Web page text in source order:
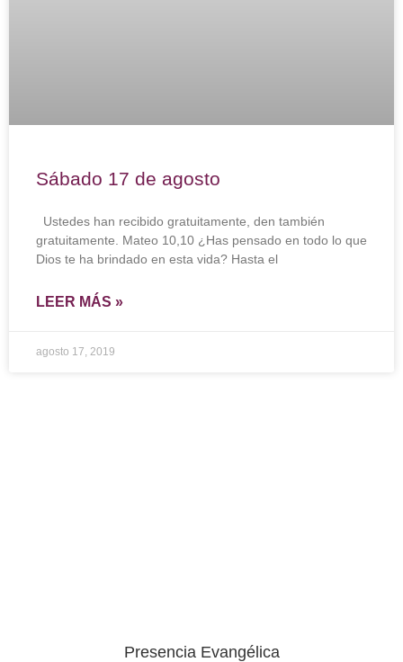
Sábado 17 de agosto
Ustedes han recibido gratuitamente, den también
gratuitamente. Mateo 10,10 ¿Has pensado en todo lo que
Dios te ha brindado en esta vida? Hasta el
LEER MÁS »
agosto 17, 2019
Presencia Evangélica